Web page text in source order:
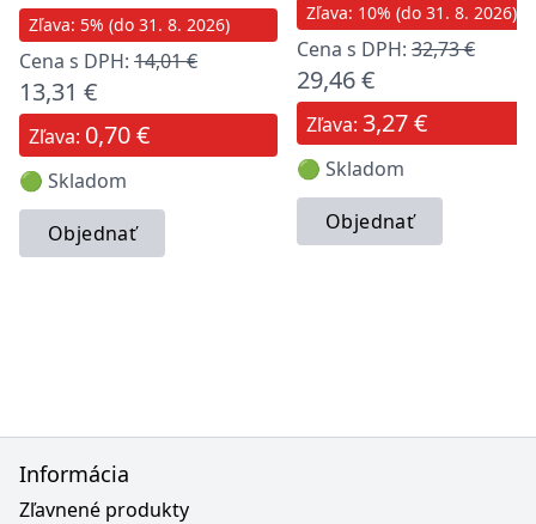
Zľava: 5% (do 31. 8. 2026)
Cena s DPH: 14,01 €
13,31 €
Zľava: 0,70 €
🟢 Skladom
Objednať
Zľava: 10% (do 31. 8. 2026)
Cena s DPH: 32,73 €
29,46 €
Zľava: 3,27 €
🟢 Skladom
Objednať
Informácia
Zľavnené produkty